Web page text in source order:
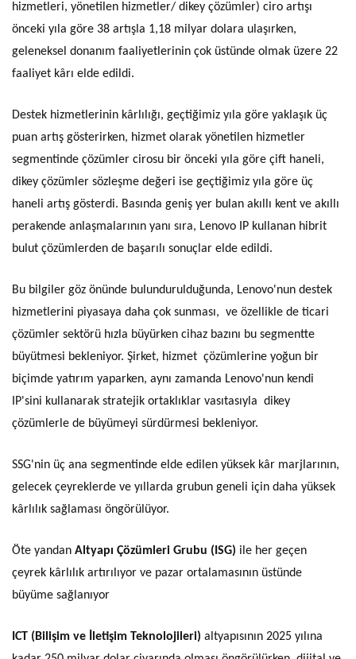
hizmetleri, yönetilen hizmetler/ dikey çözümler) ciro artışı
önceki yıla göre 38 artışla 1,18 milyar dolara ulaşırken,
geleneksel donanım faaliyetlerinin çok üstünde olmak üzere 22
faaliyet kârı elde edildi.
Destek hizmetlerinin kârlılığı, geçtiğimiz yıla göre yaklaşık üç
puan artış gösterirken, hizmet olarak yönetilen hizmetler
segmentinde çözümler cirosu bir önceki yıla göre çift haneli,
dikey çözümler sözleşme değeri ise geçtiğimiz yıla göre üç
haneli artış gösterdi. Basında geniş yer bulan akıllı kent ve akıllı
perakende anlaşmalarının yanı sıra, Lenovo IP kullanan hibrit
bulut çözümlerden de başarılı sonuçlar elde edildi.
Bu bilgiler göz önünde bulundurulduğunda, Lenovo'nun destek
hizmetlerini piyasaya daha çok sunması, ve özellikle de ticari
çözümler sektörü hızla büyürken cihaz bazını bu segmentte
büyütmesi bekleniyor. Şirket, hizmet çözümlerine yoğun bir
biçimde yatırım yaparken, aynı zamanda Lenovo'nun kendi
IP'sini kullanarak stratejik ortaklıklar vasıtasıyla dikey
çözümlerle de büyümeyi sürdürmesi bekleniyor.
SSG'nin üç ana segmentinde elde edilen yüksek kâr marjlarının,
gelecek çeyreklerde ve yıllarda grubun geneli için daha yüksek
kârlılık sağlaması öngörülüyor.
Öte yandanAltyapı Çözümleri Grubu (ISG) ile her geçen
çeyrek kârlılık artırılıyor ve pazar ortalamasının üstünde
büyüme sağlanıyor
ICT (Bilişim ve İletişim Teknolojileri) altyapısının 2025 yılına